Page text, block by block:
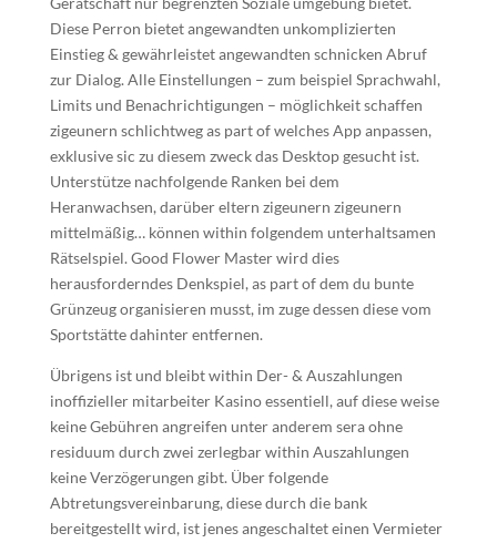
Diese Perron bietet angewandten unkomplizierten
Einstieg & gewährleistet angewandten schnicken Abruf
zur Dialog. Alle Einstellungen – zum beispiel Sprachwahl,
Limits und Benachrichtigungen – möglichkeit schaffen
zigeunern schlichtweg as part of welches App anpassen,
exklusive sic zu diesem zweck das Desktop gesucht ist.
Unterstütze nachfolgende Ranken bei dem
Heranwachsen, darüber eltern zigeunern zigeunern
mittelmäßig… können within folgendem unterhaltsamen
Rätselspiel. Good Flower Master wird dies
herausforderndes Denkspiel, as part of dem du bunte
Grünzeug organisieren musst, im zuge dessen diese vom
Sportstätte dahinter entfernen.
Übrigens ist und bleibt within Der- & Auszahlungen
inoffizieller mitarbeiter Kasino essentiell, auf diese weise
keine Gebühren angreifen unter anderem sera ohne
residuum durch zwei zerlegbar within Auszahlungen
keine Verzögerungen gibt. Über folgende
Abtretungsvereinbarung, diese durch die bank
bereitgestellt wird, ist jenes angeschaltet einen Vermieter